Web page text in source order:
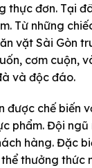
đơn. Tại
Từ những
vặt Sài Gòn
cơm cuộn,
và độc đáo.
được chế biến
phẩm. Đội ngũ
hàng. Đặc
thưởng thức